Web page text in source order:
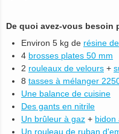
De quoi avez-vous besoin
Environ 5 kg de résine
4 brosses plates 50 mm
2 rouleaux de velours +
8 tasses à mélanger
Une balance de cuisine
Des gants en nitrile
Un brûleur à gaz + bidon
Un rouleau de ruban